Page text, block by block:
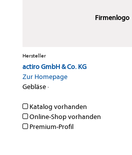
Firmenlogo
Hersteller
actiro GmbH & Co. KG
Zur Homepage
Gebläse·
Katalog vorhanden
Online-Shop vorhanden
Premium-Profil